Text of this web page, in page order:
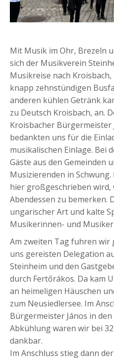
Mit Musik im Ohr, Brezeln
sich der Musikverein
Musikreise nach
knapp zehnstündigen
anderen kühlen Getränk
zu Deutsch Kroisbach, an.
Kroisbacher Bürgermeister
bedankten uns für die
musikalischen Einlage. Bei
Gäste aus den Gemeinden
Musizierenden in
hier großgeschrieben wird,
Abendessen zu bemerken.
ungarischer Art und kalte
Musikerinnen- und
Am zweiten Tag fuhren wir
uns gereisten Delegation
Steinheim und den
durch Fertőrákos. Da kam
an heimeligen Häuschen
zum Neusiedlersee. Im
Bürgermeister János in
Abkühlung waren wir bei
dankbar.
Im Anschluss stieg dann